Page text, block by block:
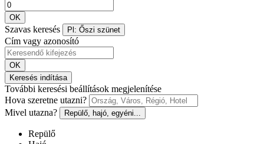
OK
Szavas keresés Pl: Őszi szünet
Cím vagy azonosító
OK
Keresés indítása
További keresési beállítások megjelenítése
Hova szeretne utazni?
Mivel utazna?
Repülő, hajó, egyéni...
Repülő